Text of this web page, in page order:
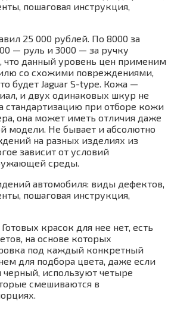
25 000 рублей. По 8000 за
— руль и 3000 — за ручку
что данный уровень цен применим
со схожими повреждениями,
будет Jaguar S-type. Кожа —
и двух одинаковых шкур не
стандартизацию при отборе кожи
она может иметь отличия даже
модели. Не бывает и абсолютно
на разных изделиях из
зависит от условий
среды.
красок для нее нет, есть
на основе которых
под каждый конкретный
для подбора цвета, даже если
черный, используют четыре
смешиваются в